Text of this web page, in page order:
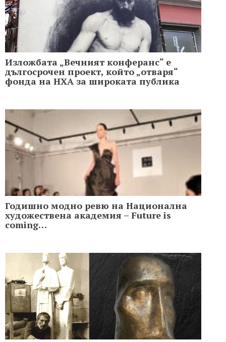
Изложбата „Вечният конферанс“ е
дългосрочен проект, който „отваря“
фонда на НХА за широката публика
Годишно модно ревю на Национална
художествена академия – Future is
coming…